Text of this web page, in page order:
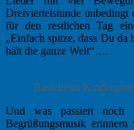
Dreiviertelstunde unbedingt
für den restlichen Tag
„Einfach spitze, dass Du da
hält die ganze Welt“….
Basteln im
Und was passiert noch
Begrüßungsmusik